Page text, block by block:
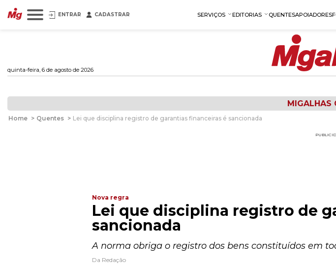
ENTRAR CADASTRAR SERVIÇOS EDITORIAS QUENTESAPOIADORES
quinta-feira, 6 de agosto de 2026
MIGALHAS
Home > Quentes > Lei que disciplina registro de garantias financeiras é sancionada
Nova regra
Lei que disciplina registro de
sancionada
A norma obriga o registro dos bens constituídos em
Da Redação